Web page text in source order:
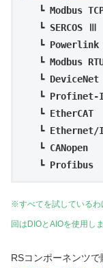
┗ Modbus
┗ SERCOS Ⅲ
┗ Powerlink
┗ Modbus
┗ DeviceNet
┗ Profinet-
┗ EtherCAT
┗ Ethernet/
┗ CANopen
┗ Profibus
※すべてを試しているわ
回はDIOとAIOを使用し
RSコンポーネンツで